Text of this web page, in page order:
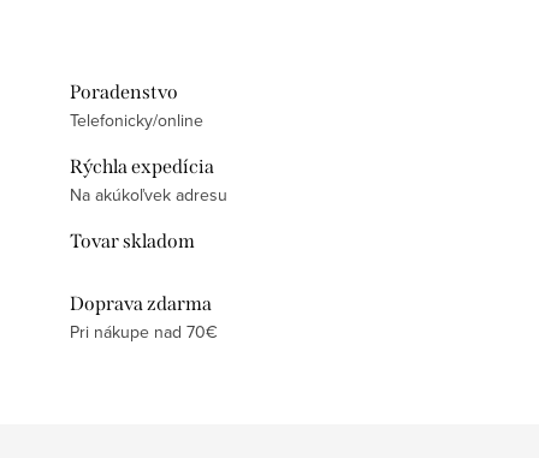
Poradenstvo
Telefonicky/online
Rýchla expedícia
Na akúkoľvek adresu
Tovar skladom
Doprava zdarma
Pri nákupe nad 70€